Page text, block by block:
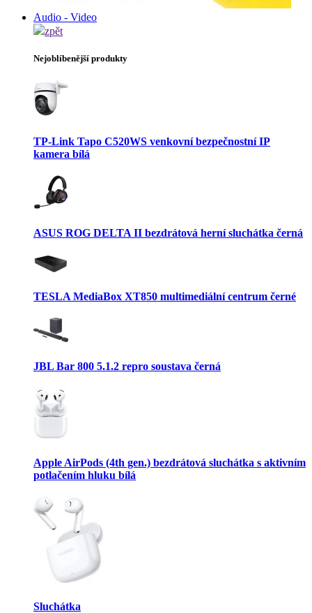
Audio - Video
zpět
Nejoblíbenější produkty
TP-Link Tapo C520WS venkovní bezpečnostní IP
kamera bílá
ASUS ROG DELTA II bezdrátová herní sluchátka černá
TESLA MediaBox XT850 multimediální centrum černé
JBL Bar 800 5.1.2 repro soustava černá
Apple AirPods (4th gen.) bezdrátová sluchátka s aktivním
potlačením hluku bílá
Sluchátka